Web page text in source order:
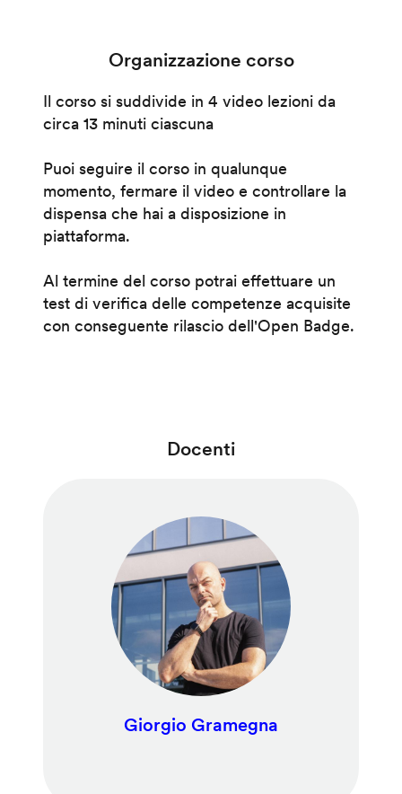
Organizzazione corso
Il corso si suddivide in 4 video lezioni da
circa 13 minuti ciascuna
Puoi seguire il corso in qualunque
momento, fermare il video e controllare la
dispensa che hai a disposizione in
piattaforma.
Al termine del corso potrai effettuare un
test di verifica delle competenze acquisite
con conseguente rilascio dell'Open Badge.
Docenti
Giorgio Gramegna